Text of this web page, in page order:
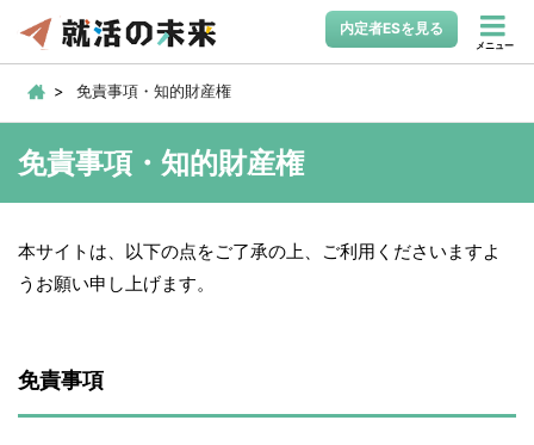
内定者ESを見る
メニュー
免責事項・知的財産権
免責事項・知的財産権
本サイトは、以下の点をご了承の上、ご利用くださいますよ
うお願い申し上げます。
免責事項